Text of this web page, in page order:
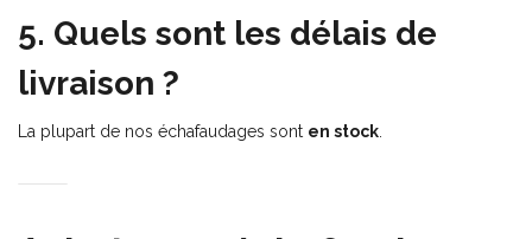
5. Quels sont les délais de
livraison ?
La plupart de nos échafaudages sont en stock